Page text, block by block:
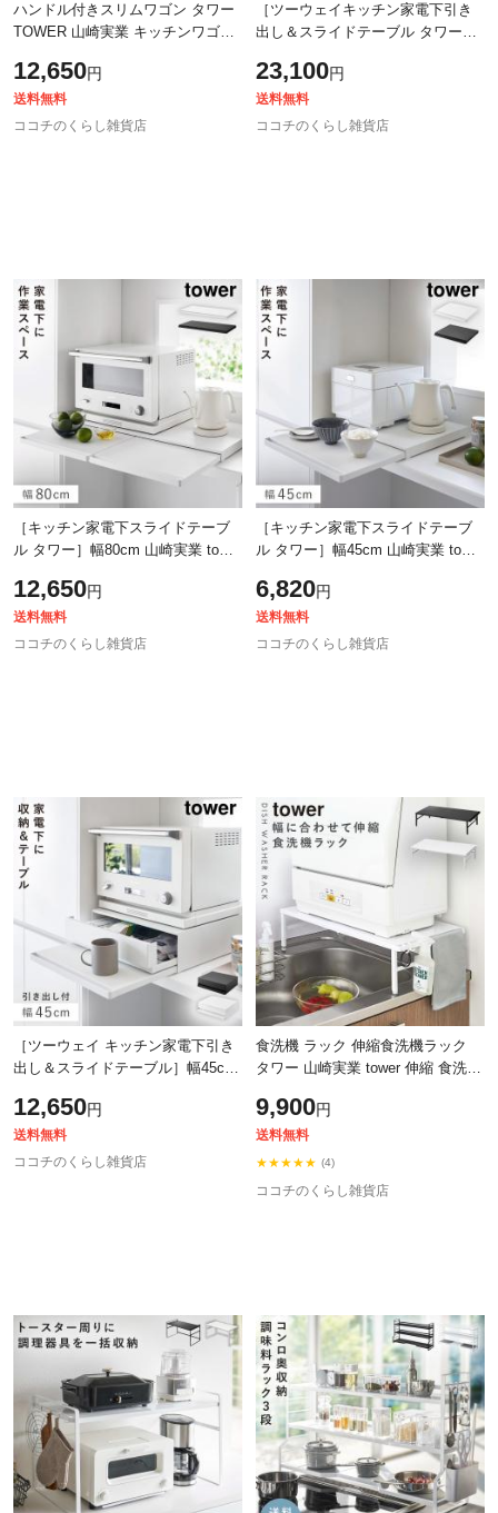
ハンドル付きスリムワゴン タワー
TOWER 山崎実業 キッチンワゴン
スリム 隙間 キッチン tower おしゃ
12,650円
送料無料
ココチのくらし雑貨店
［ツーウェイキッチン家電下引き
出し＆スライドテーブル タワー］
ンジ下 収納ラック レンジ台 炊飯
器
23,100円
送料無料
ココチのくらし雑貨店
［キッチン家電下スライドテーブ
ル タワー］幅80cm 山崎実業 tower
ジ台 ちょい置き 電子レンジ レン
12,650円
送料無料
ココチのくらし雑貨店
［キッチン家電下スライドテーブ
ル タワー］幅45cm 山崎実業 tower
ジ台 ちょい置き 電子レンジ レン
6,820円
送料無料
ココチのくらし雑貨店
［ツーウェイ キッチン家電下引き
出し＆スライドテーブル］幅45cm
収納ラック レンジ台 炊飯器 おし
ゃ
12,650円
送料無料
ココチのくらし雑貨店
食洗機 ラック 伸縮食洗機ラック
タワー 山崎実業 tower 伸縮 食洗機
ラック 工事不要 食洗器 収納 台
9,900円
送料無料
★★★★★ (4)
ココチのくらし雑貨店